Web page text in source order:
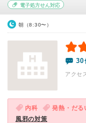
電子処方せん対応
朝（8:30〜）
30
アクセ
内科 発熱・だる
風邪の対策